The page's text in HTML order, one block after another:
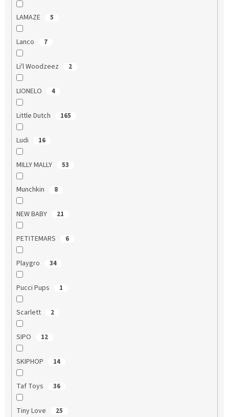
LAMAZE 5
Lanco 7
Li'l Woodzeez 2
LIONELO 4
Little Dutch 165
Ludi 16
MILLY MALLY 53
Munchkin 8
NEW BABY 21
PETITEMARS 6
Playgro 34
Pucci Pups 1
Scarlett 2
SIPO 12
SKIPHOP 14
Taf Toys 36
Tiny Love 25